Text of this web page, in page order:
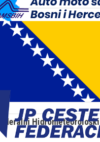
Stanje na cesti: AAMS
Federalni